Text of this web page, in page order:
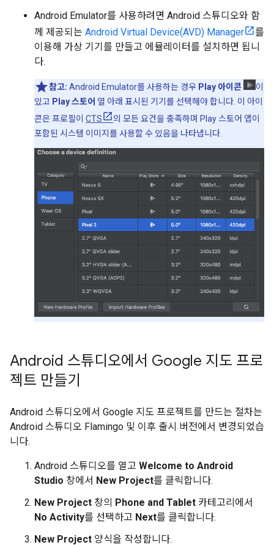
Android Emulator를 사용하려면 Android 스튜디오와 함
께 제공되는 Android Virtual Device(AVD) Manager
를
이용해 가상 기기를 만들고 에뮬레이터를 설치하면 됩니
다.
참고: Android Emulator를 사용하는 경우 Play 아이콘
이
있고 Play 스토어 열 아래 표시된 기기를 선택해야 합니다. 이 아이
콘은 프로필이 CTS
의 모든 요건을 충족하며 Play 스토어 앱이
포함된 시스템 이미지를 사용할 수 있음을 나타냅니다.
Android 스튜디오에서 Google 지도 프로
젝트 만들기
Android 스튜디오에서 Google 지도 프로젝트를 만드는 절차는
Android 스튜디오 Flamingo 및 이후 출시 버전에서 변경되었습
니다.
Android 스튜디오를 열고 Welcome to Android
Studio 창에서 New Project를 클릭합니다.
New Project 창의 Phone and Tablet 카테고리에서
No Activity를 선택하고 Next를 클릭합니다.
New Project 양식을 작성합니다.